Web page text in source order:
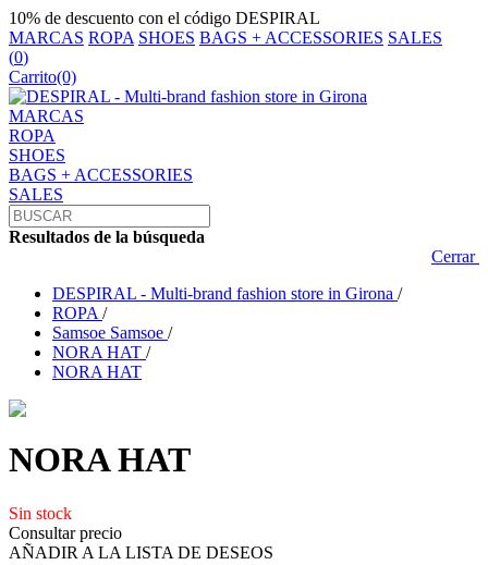
10% de descuento con el código DESPIRAL
MARCAS ROPA SHOES BAGS + ACCESSORIES SALES
(0)
Carrito(0)
MARCAS
ROPA
SHOES
BAGS + ACCESSORIES
SALES
Resultados de la búsqueda
Cerrar
DESPIRAL - Multi-brand fashion store in Girona /
ROPA /
Samsoe Samsoe /
NORA HAT /
NORA HAT
NORA HAT
Sin stock
Consultar precio
AÑADIR A LA LISTA DE DESEOS